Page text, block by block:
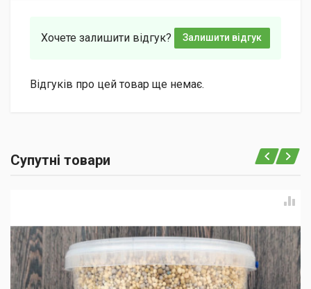
Хочете залишити відгук? Залишити відгук
Відгуків про цей товар ще немає.
Супутні товари